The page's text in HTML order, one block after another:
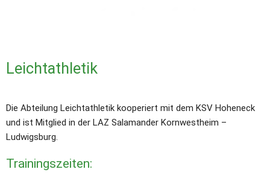
Leichtathletik
Die Abteilung Leichtathletik kooperiert mit dem KSV Hoheneck
und ist Mitglied in der LAZ Salamander Kornwestheim –
Ludwigsburg.
Trainingszeiten: